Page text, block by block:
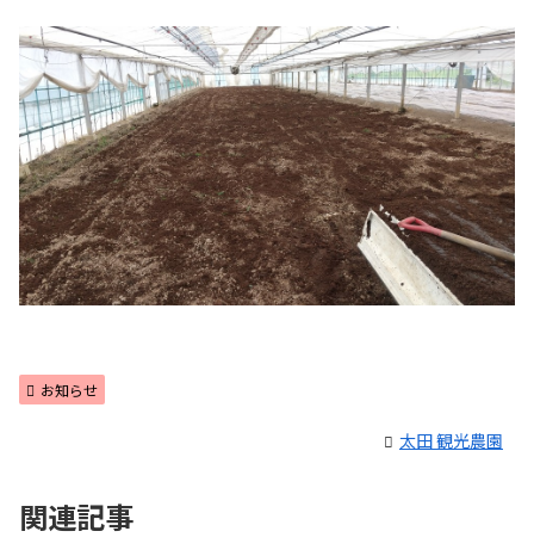
お知らせ
太田 観光農園
関連記事